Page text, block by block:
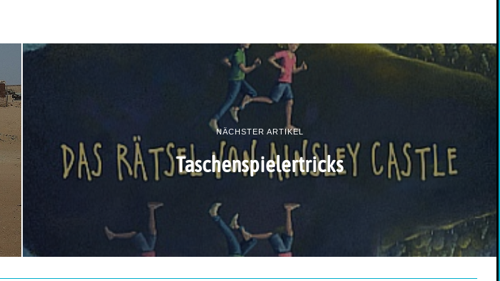
NÄCHSTER ARTIKEL
Taschenspielertricks